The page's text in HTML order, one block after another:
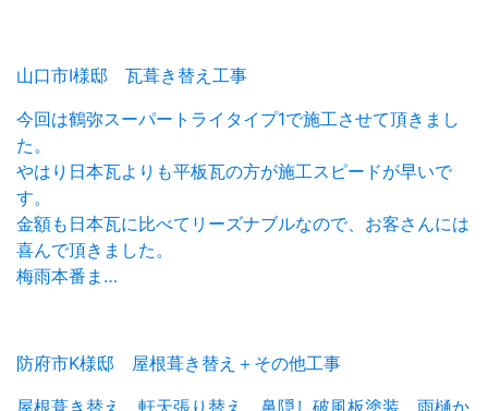
山口市I様邸 瓦葺き替え工事
今回は鶴弥スーパートライタイプ1で施工させて頂きまし
た。
やはり日本瓦よりも平板瓦の方が施工スピードが早いで
す。
金額も日本瓦に比べてリーズナブルなので、お客さんには
喜んで頂きました。
梅雨本番ま…
防府市K様邸 屋根葺き替え＋その他工事
屋根葺き替え、軒天張り替え、鼻隠し破風板塗装、雨樋か